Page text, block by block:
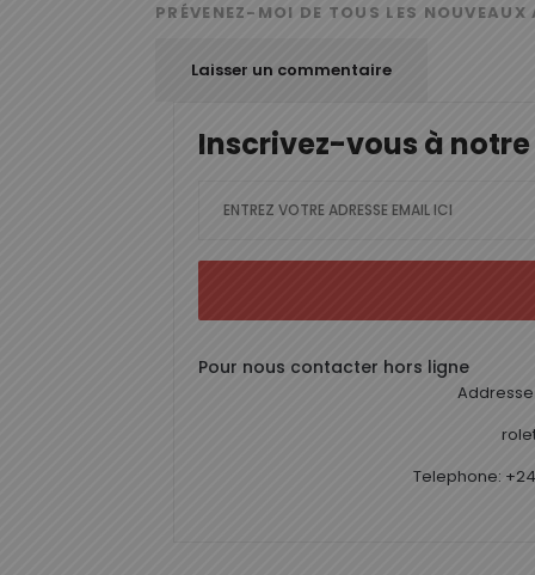
PRÉVENEZ-MOI DE TOUS LES
Inscrivez-vous à
Pour nous contacter hors ligne
Telephone: